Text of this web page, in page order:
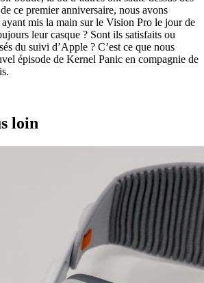
ce premier anniversaire, nous avons
mis la main sur le Vision Pro le jour de
leur casque ? Sont ils satisfaits ou
du suivi d’Apple ? C’est ce que nous
épisode de Kernel Panic en compagnie de
loin